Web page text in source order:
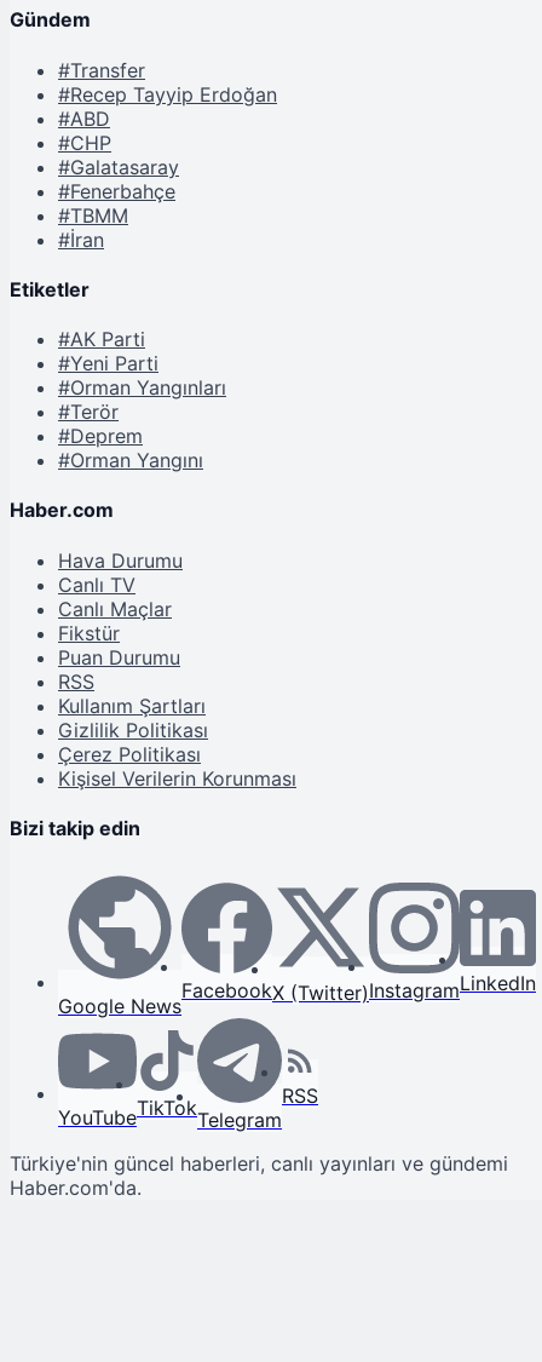
Gündem
#Transfer
#Recep Tayyip Erdoğan
#ABD
#CHP
#Galatasaray
#Fenerbahçe
#TBMM
#İran
Etiketler
#AK Parti
#Yeni Parti
#Orman Yangınları
#Terör
#Deprem
#Orman Yangını
Haber.com
Hava Durumu
Canlı TV
Canlı Maçlar
Fikstür
Puan Durumu
RSS
Kullanım Şartları
Gizlilik Politikası
Çerez Politikası
Kişisel Verilerin Korunması
Bizi takip edin
Google News
FacebookX (Twitter)InstagramLinkedIn
YouTubeTikTokTelegram
RSS
Türkiye'nin güncel haberleri, canlı yayınları ve gündemi
Haber.com'da.